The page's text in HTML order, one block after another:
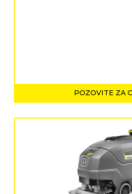
POZOVITE ZA